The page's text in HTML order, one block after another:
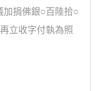
加捐佛銀○百陸拾○
立收字付執為照